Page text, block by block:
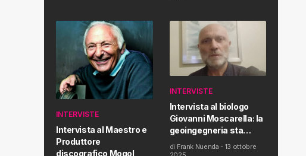
INTERVISTE
Intervista al Maestro e
Produttore
discografico Mogol
INTERVISTE
Intervista al biologo
Giovanni Moscarella: la
geoingegneria sta
modificando il clima e la
di Frank Nuenda - 13 ottobre